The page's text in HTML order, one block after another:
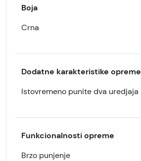
Boja
Crna
Dodatne karakteristike opreme
Istovremeno punite dva uredjaja
Funkcionalnosti opreme
Brzo punjenje